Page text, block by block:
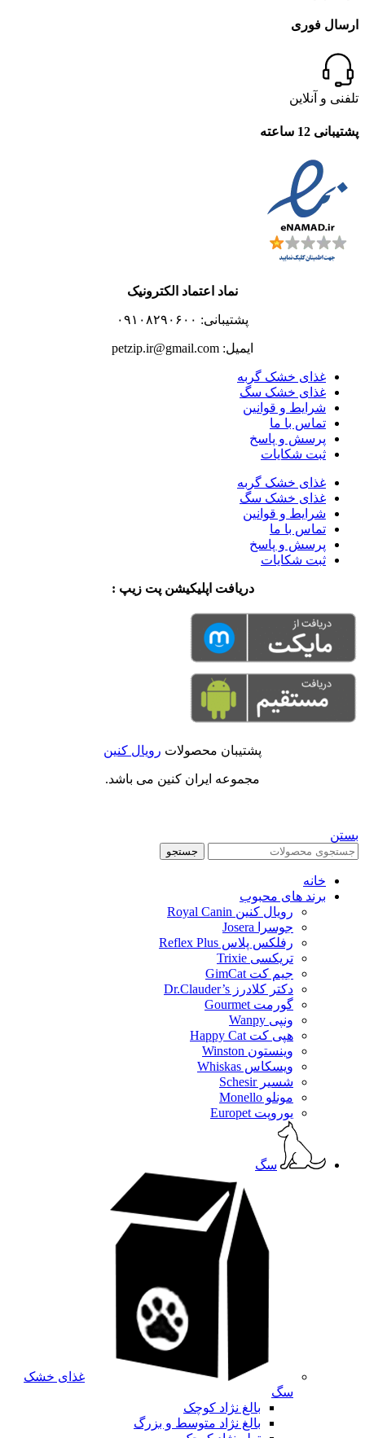
ارسال فوری
تلفنی و آنلاین
پشتیبانی 12 ساعته
نماد اعتماد الکترونیک
پشتیبانی: ۰۹۱۰۸۲۹۰۶۰۰
ایمیل: petzip.ir@gmail.com
غذای خشک گربه
غذای خشک سگ
شرایط و قوانین
تماس با ما
پرسش و پاسخ
ثبت شکایات
غذای خشک گربه
غذای خشک سگ
شرایط و قوانین
تماس با ما
پرسش و پاسخ
ثبت شکایات
دریافت اپلیکیشن پت زیپ :
پشتیبان محصولات رویال کنین
مجموعه ایران کنین می باشد.
بستن
جستجو
خانه
برند های محبوب
رویال کنین Royal Canin
جوسرا Josera
رفلکس پلاس Reflex Plus
تریکسی Trixie
جیم کت GimCat
دکتر کلادرز Dr.Clauder’s
گورمت Gourmet
ونپی Wanpy
هپی کت Happy Cat
وینستون Winston
ویسکاس Whiskas
شسیر Schesir
مونلو Monello
یوروپت Europet
سگ
غذای خشک
سگ
بالغ نژاد کوچک
بالغ نژاد متوسط و بزرگ